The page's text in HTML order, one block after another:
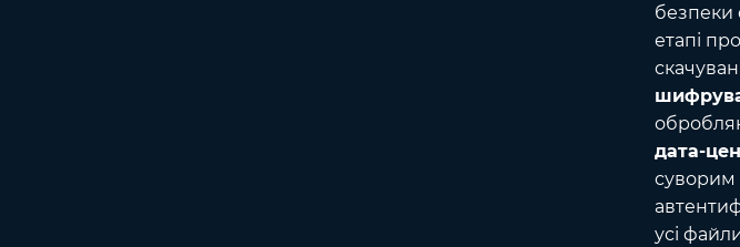
безпеки
етапі
дата-
суворим
усі